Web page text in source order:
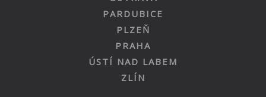
PARDUBICE
PLZEŇ
PRAHA
ÚSTÍ NAD LABEM
ZLÍN